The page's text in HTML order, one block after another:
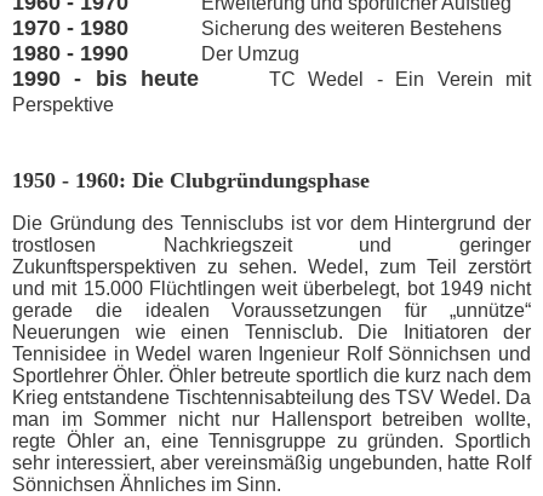
1970 - 1980 Sicherung des weiteren Bestehens
1980 - 1990 Der Umzug
1990 - bis heute
TC Wedel - Ein Verein mit
Perspektive
1950 - 1960: Die Clubgründungsphase
Die Gründung des Tennisclubs ist vor dem Hintergrund der
trostlosen Nachkriegszeit und geringer
Zukunftsperspektiven zu sehen. Wedel, zum Teil zerstört
und mit 15.000 Flüchtlingen weit überbelegt, bot 1949 nicht
gerade die idealen Voraussetzungen für „unnütze“
Neuerungen wie einen Tennisclub. Die Initiatoren der
Tennisidee in Wedel waren Ingenieur Rolf Sönnichsen und
Sportlehrer Öhler. Öhler betreute sportlich die kurz nach dem
Krieg entstandene Tischtennisabteilung des TSV Wedel. Da
man im Sommer nicht nur Hallensport betreiben wollte,
regte Öhler an, eine Tennisgruppe zu gründen. Sportlich
sehr interessiert, aber vereinsmäßig ungebunden, hatte Rolf
Sönnichsen Ähnliches im Sinn.